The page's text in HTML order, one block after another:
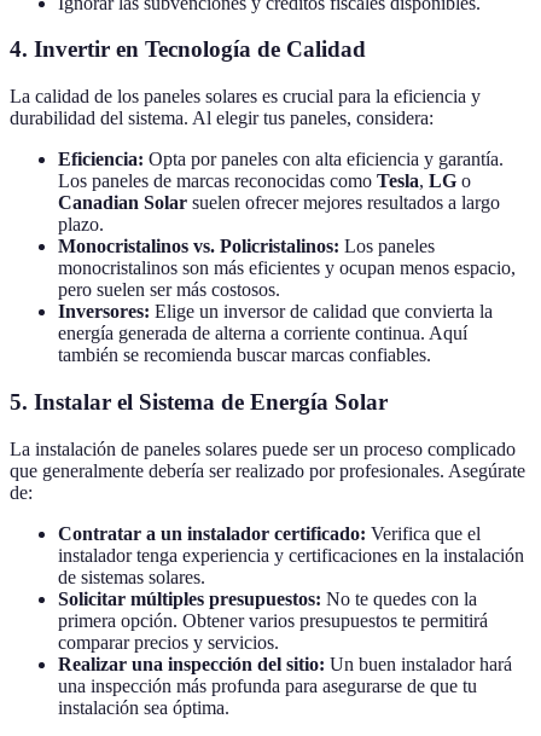
4. Invertir en Tecnología de Calidad
La calidad de los paneles solares es crucial para la eficiencia y
durabilidad del sistema. Al elegir tus paneles, considera:
Eficiencia: Opta por paneles con alta eficiencia y garantía.
Los paneles de marcas reconocidas como Tesla, LG o
Canadian Solar suelen ofrecer mejores resultados a largo
plazo.
Monocristalinos vs. Policristalinos: Los paneles
monocristalinos son más eficientes y ocupan menos espacio,
pero suelen ser más costosos.
Inversores: Elige un inversor de calidad que convierta la
energía generada de alterna a corriente continua. Aquí
también se recomienda buscar marcas confiables.
5. Instalar el Sistema de Energía Solar
La instalación de paneles solares puede ser un proceso complicado
que generalmente debería ser realizado por profesionales. Asegúrate
de:
Contratar a un instalador certificado: Verifica que el
instalador tenga experiencia y certificaciones en la instalación
de sistemas solares.
Solicitar múltiples presupuestos: No te quedes con la
primera opción. Obtener varios presupuestos te permitirá
comparar precios y servicios.
Realizar una inspección del sitio: Un buen instalador hará
una inspección más profunda para asegurarse de que tu
instalación sea óptima.